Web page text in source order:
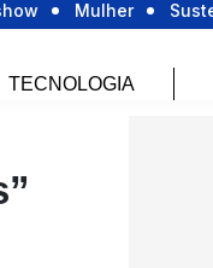
Mulher
TECNOLOGIA